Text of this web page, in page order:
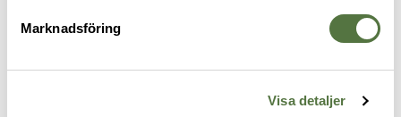
Marknadsföring
Visa detaljer
Mount, Aluminum Black